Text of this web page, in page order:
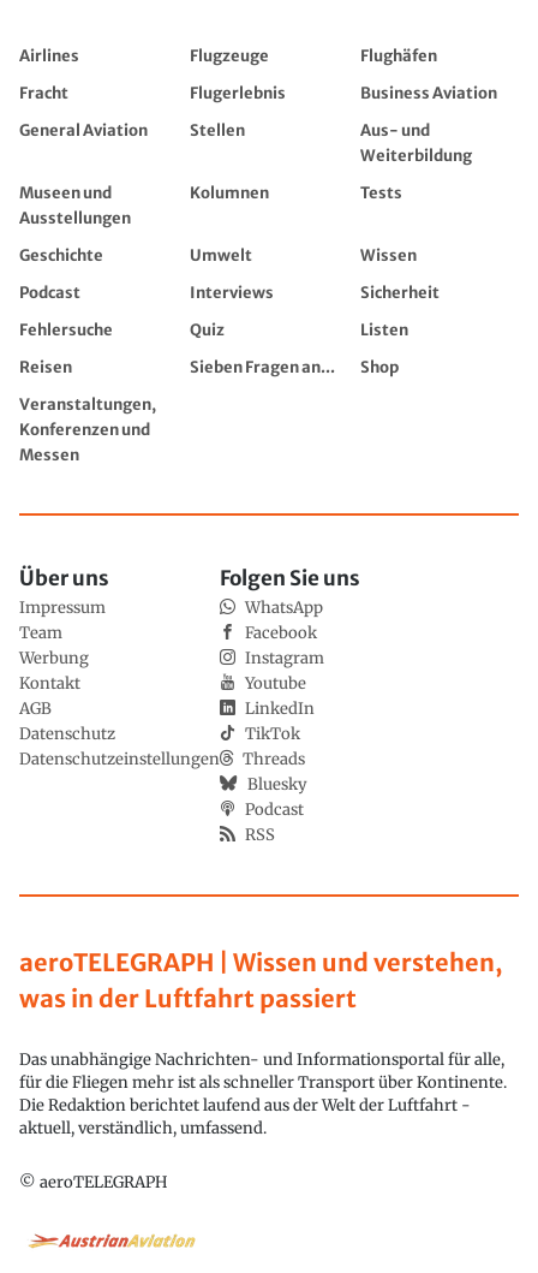
Airlines Flugzeuge
Flughäfen
Fracht
Flugerlebnis
Business Aviation
General Aviation
Stellen
Aus- und
Weiterbildung
Museen und
Ausstellungen
Kolumnen Tests
Geschichte Umwelt
Wissen
Podcast
Interviews
Sicherheit
Fehlersuche
Quiz
Listen
Reisen
Sieben Fragen an...
Shop
Veranstaltungen,
Konferenzen und
Messen
aeroTELEGRAPH | Wissen und verstehen,
was in der Luftfahrt passiert
Das unabhängige Nachrichten- und Informationsportal für alle,
für die Fliegen mehr ist als schneller Transport über Kontinente.
Die Redaktion berichtet laufend aus der Welt der Luftfahrt -
aktuell, verständlich, umfassend.
© aeroTELEGRAPH
Über uns
Impressum
Team
Werbung
Kontakt
AGB
Datenschutz
Datenschutzeinstellungen
Folgen Sie uns
WhatsApp
Facebook
Instagram
Youtube
LinkedIn
TikTok
Threads
Bluesky
Podcast
RSS